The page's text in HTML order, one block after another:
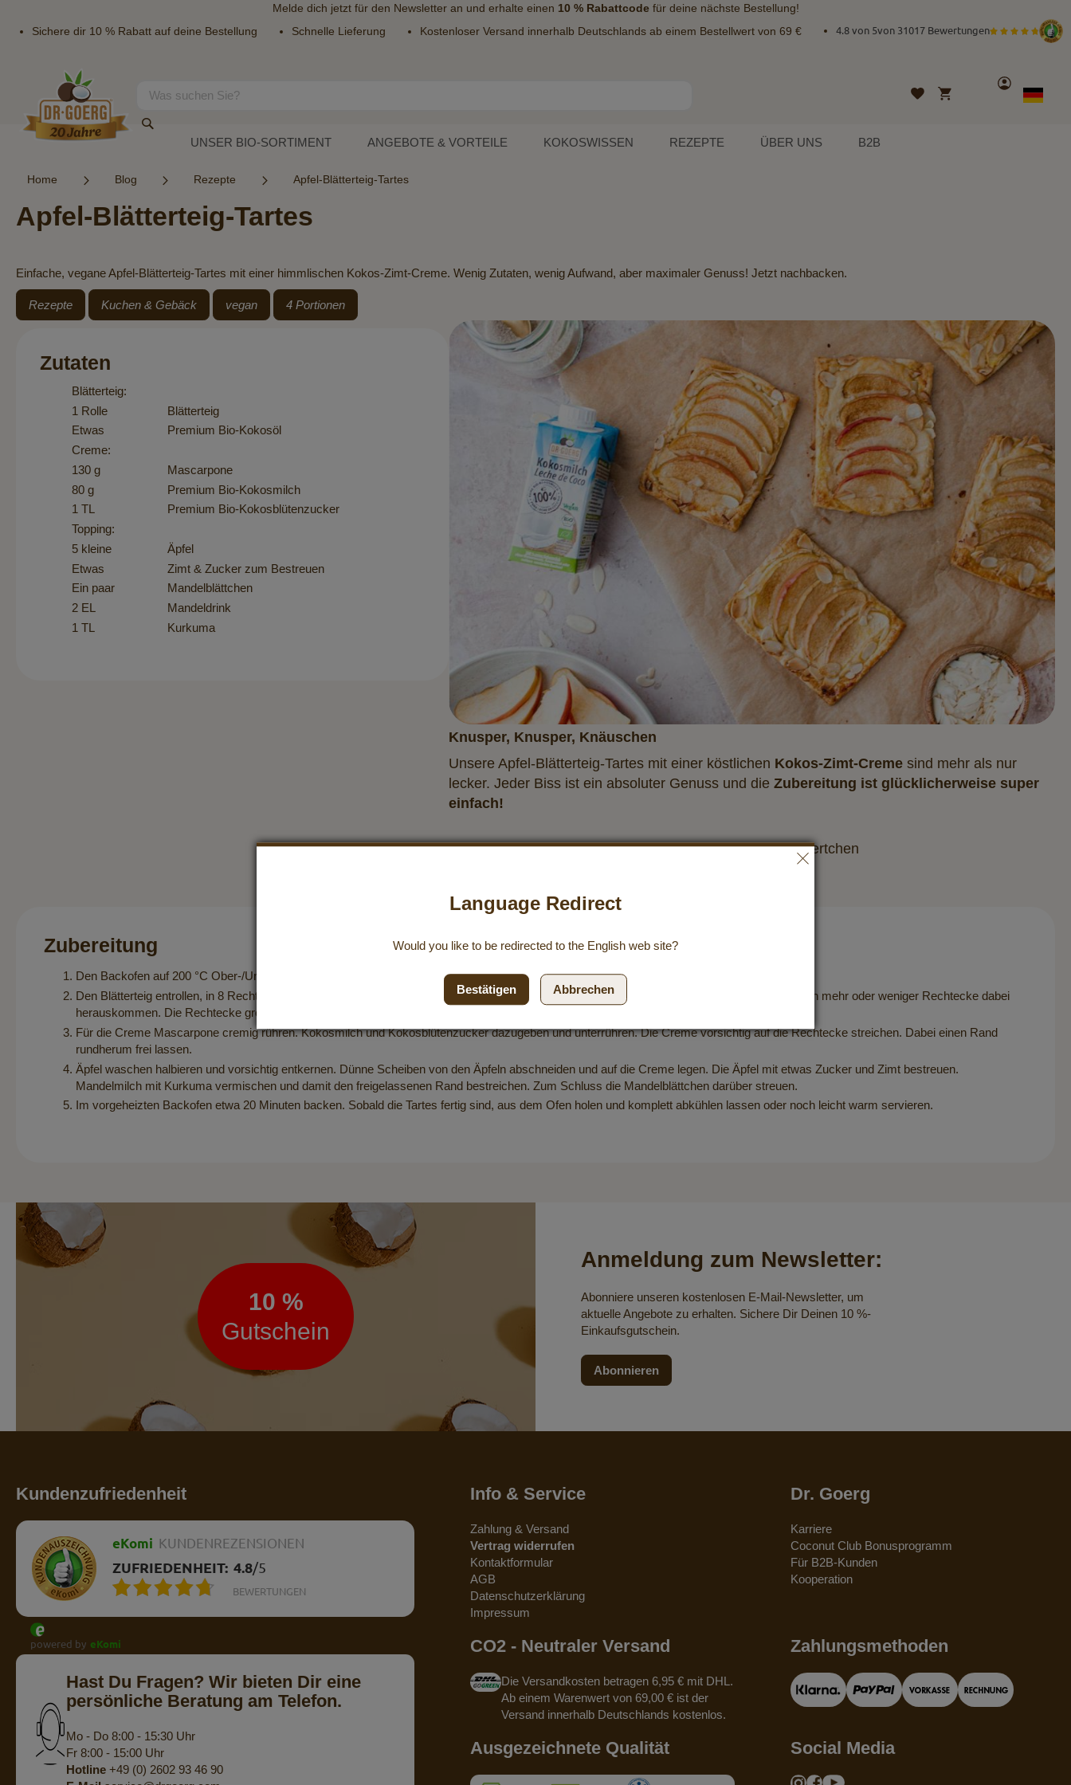
Melde dich jetzt für den Newsletteran und erhalte einen 10 % Rabattcodefür deine nächste Bestellung!
Sichere dir 10 % Rabatt auf deine Bestellung
Schnelle Lieferung Kostenloser Versand innerhalb Deutschlands ab einem Bestellwert von 69 € 4.8 von 5von 31017 Bewertungen
Inhalt
Suche
Wunschliste
Mein Warenkorb
Konto
Sprache
German
UNSER BIO-SORTIMENT ANGEBOTE & VORTEILE KOKOSWISSEN REZEPTE ÜBER UNS B2B
Home Blog Rezepte Apfel-Blätterteig-Tartes
Apfel-Blätterteig-Tartes
Einfache, vegane Apfel-Blätterteig-Tartes mit einer himmlischen Kokos-Zimt-Creme. Wenig Zutaten, wenig Aufwand, aber maximaler Genuss! Jetzt nachbacken.
Rezepte Kuchen & Gebäck vegan 4 Portionen
Zutaten
Blätterteig:
1 Rolle
Blätterteig
Etwas
Premium Bio-Kokosöl
Creme:
130 g
Mascarpone
80 g
Premium Bio-Kokosmilch
1 TL
Premium Bio-Kokosblütenzucker
Topping:
5 kleine
Äpfel
Etwas
Zimt & Zucker zum Bestreuen
Ein paar
Mandelblättchen
2 EL
Mandeldrink
1 TL
Kurkuma
Knusper, Knusper, Knäuschen
Unsere Apfel-Blätterteig-Tartes mit einer köstlichen Kokos-Zimt-Creme sind mehr als nur
lecker. Jeder Biss ist ein absoluter Genuss und dieZubereitung ist glücklicherweise super
einfach!
© Foto & Rezept by Lisa Sander / Instagram: @wundertoertchen
Zubereitung
Den Backofen auf 200 °C Ober-/Unterhitze vorheizen. Ein Backblech mit Backpapier auslegen und zur Seite stellen.
Den Blätterteig entrollen, in 8 Rechtecke schneiden (8 cm x 10 cm) und auf das Backpapier legen. Je nach Größe der Blätterteig-Marke können mehr oder weniger Rechtecke dabei
herauskommen. Die Rechtecke großzügig mit Kokosöl bestreichen.
Für die Creme Mascarpone cremig rühren. Kokosmilch und Kokosblütenzucker dazugeben und unterrühren. Die Creme vorsichtig auf die Rechtecke streichen. Dabei einen Rand
rundherum frei lassen.
Äpfel waschen halbieren und vorsichtig entkernen. Dünne Scheiben von den Äpfeln abschneiden und auf die Creme legen. Die Äpfel mit etwas Zucker und Zimt bestreuen.
Mandelmilch mit Kurkuma vermischen und damit den freigelassenen Rand bestreichen. Zum Schluss die Mandelblättchen darüber streuen.
Im vorgeheizten Backofen etwa 20 Minuten backen. Sobald die Tartes fertig sind, aus dem Ofen holen und komplett abkühlen lassen oder noch leicht warm servieren.
Newsletter
10 %
Gutschein
Anmeldung zum Newsletter:
Abonniere unseren kostenlosen E-Mail-Newsletter, um
aktuelle Angebote zu erhalten. Sichere Dir Deinen 10 %-
Einkaufsgutschein.
Abonnieren
Kundenzufriedenheit
eKomi KUNDENREZENSIONEN
ZUFRIEDENHEIT: 4.8/5
BEWERTUNGEN
powered by eKomi
Hast Du Fragen? Wir bieten Dir eine
persönliche Beratung am Telefon.
Mo - Do 8:00 - 15:30 Uhr
Fr 8:00 - 15:00 Uhr
Hotline +49 (0) 2602 93 46 90
Info & Service
Zahlung & Versand
Vertrag widerrufen
Kontaktformular
AGB
Datenschutzerklärung
Impressum
Dr. Goerg
Karriere
Coconut Club Bonusprogramm
Für B2B-Kunden
Kooperation
CO2 - Neutraler Versand
Die Versandkosten betragen 6,95 € mit DHL.
Ab einem Warenwert von 69,00 € ist der
Versand innerhalb Deutschlands kostenlos.
Zahlungsmethoden
Ausgezeichnete Qualität Social Media
Language Redirect
Would you like to be redirected to the English web site?
Bestätigen Abbrechen